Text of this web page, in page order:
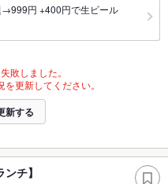
→999円 +400円で生ビール
敗しました。
更新してください。
新する
チ】